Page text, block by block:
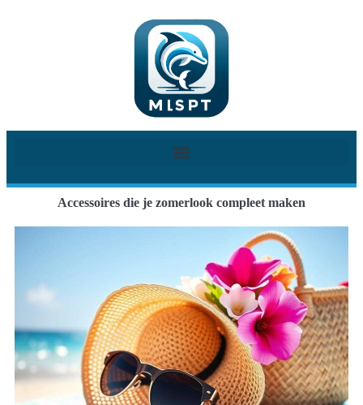
Accessoires die je zomerlook compleet maken